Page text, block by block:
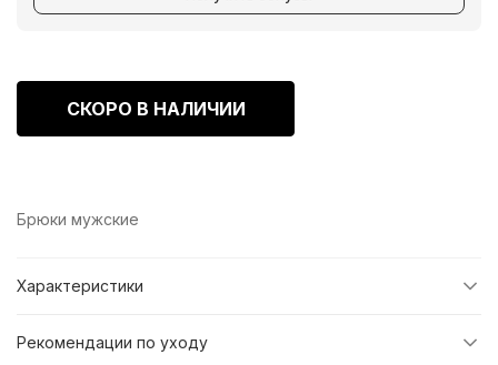
СКОРО В НАЛИЧИИ
Брюки мужские
Характеристики
Рекомендации по уходу